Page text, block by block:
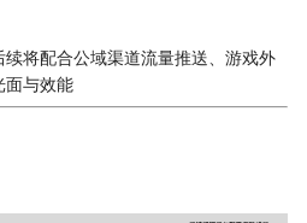
将配合公域渠道流量推送、游戏外
面与效能